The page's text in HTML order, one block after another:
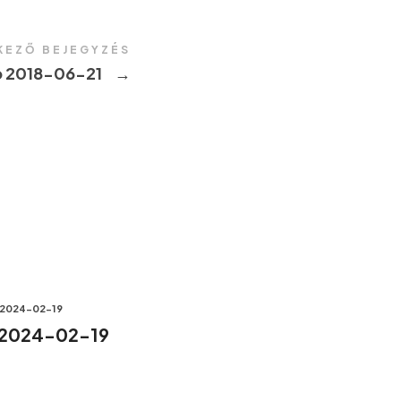
BEJEGYZÉS
2018-06-21 →
2024-02-19
02-19